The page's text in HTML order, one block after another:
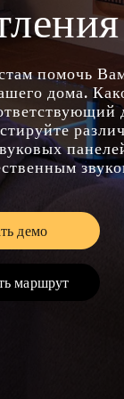
помочь
дома.
демо
Link Opens in New
маршрут
Link Opens in New